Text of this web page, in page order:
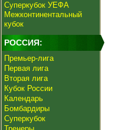
Суперкубок УЕФА
Межконтинентальный
кубок
РОССИЯ:
Премьер-лига
Первая лига
Вторая лига
Кубок России
Календарь
Бомбардиры
Суперкубок